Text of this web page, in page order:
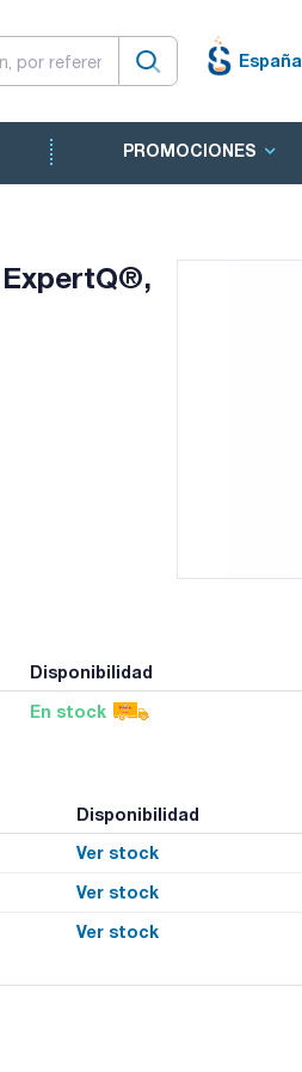
España
PROMOCIONES
Disponibilidad
En stock
Disponibilidad
Ver stock
Ver stock
Ver stock